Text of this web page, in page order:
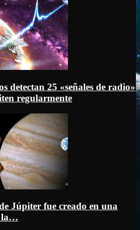
detectan 25 «señales de radio»
regularmente
Júpiter fue creado en una
la…